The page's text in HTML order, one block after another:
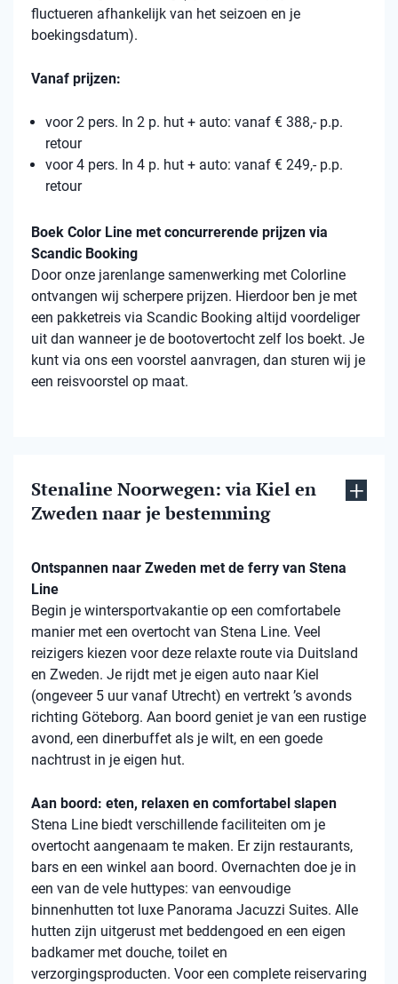
fluctueren afhankelijk van het seizoen en je
boekingsdatum).
Vanaf prijzen:
voor 2 pers. In 2 p. hut + auto: vanaf € 388,- p.p.
retour
voor 4 pers. In 4 p. hut + auto: vanaf € 249,- p.p.
retour
Boek Color Line met concurrerende prijzen via
Scandic Booking
Door onze jarenlange samenwerking met Colorline
ontvangen wij scherpere prijzen. Hierdoor ben je met
een pakketreis via Scandic Booking altijd voordeliger
uit dan wanneer je de bootovertocht zelf los boekt. Je
kunt via ons een voorstel aanvragen, dan sturen wij je
een reisvoorstel op maat.
Stenaline Noorwegen: via Kiel en
Zweden naar je bestemming
Ontspannen naar Zweden met de ferry van Stena
Line
Begin je wintersportvakantie op een comfortabele
manier met een overtocht van Stena Line. Veel
reizigers kiezen voor deze relaxte route via Duitsland
en Zweden. Je rijdt met je eigen auto naar Kiel
(ongeveer 5 uur vanaf Utrecht) en vertrekt ’s avonds
richting Göteborg. Aan boord geniet je van een rustige
avond, een dinerbuffet als je wilt, en een goede
nachtrust in je eigen hut.
Aan boord: eten, relaxen en comfortabel slapen
Stena Line biedt verschillende faciliteiten om je
overtocht aangenaam te maken. Er zijn restaurants,
bars en een winkel aan boord. Overnachten doe je in
een van de vele huttypes: van eenvoudige
binnenhutten tot luxe Panorama Jacuzzi Suites. Alle
hutten zijn uitgerust met beddengoed en een eigen
badkamer met douche, toilet en
verzorgingsproducten. Voor een complete reiservaring